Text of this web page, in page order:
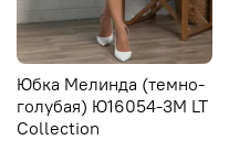
Юбка Мелинда (темно-
голубая) Ю16054-3М LT
Collection